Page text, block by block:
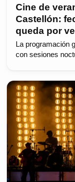
Cine de
Castellón:
queda por
La programación
con sesiones